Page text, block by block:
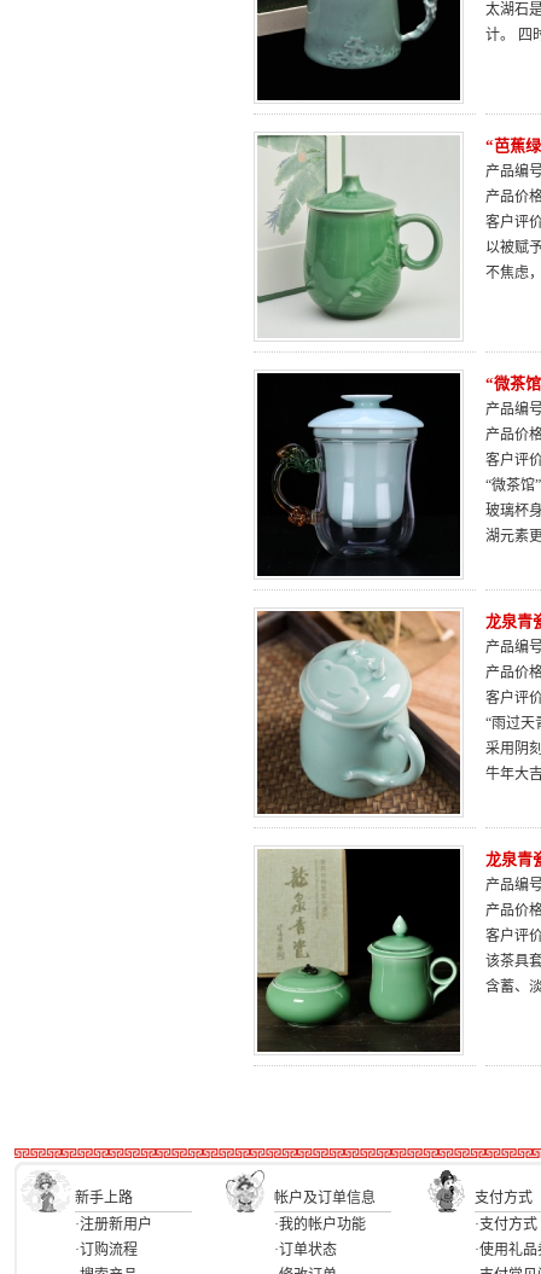
太湖石
计。 四
“芭蕉
产品编
产品价
客户评
以被赋
不焦虑
“微茶
产品编
产品价
客户评
“微茶馆
玻璃杯
湖元素
龙泉青
产品编
产品价
客户评
“雨过天
采用阴
牛年大
龙泉青
产品编
产品价
客户评
该茶具
含蓄、
新手上路 帐户及订单信息
支付方式
·注册新用户
·订购流程
·我的帐户功能
·订单状态
·支付方式
·使用礼品